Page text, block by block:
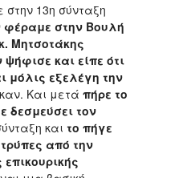
13η σύνταξη
φέραμε στην Βουλή
Μητσοτάκης
ψήφισε και είπε ότι
μόλις εξελέγη την
Και μετά πήρε το
δεσμεύσει τον
και το πήγε
από την
επικουρικής